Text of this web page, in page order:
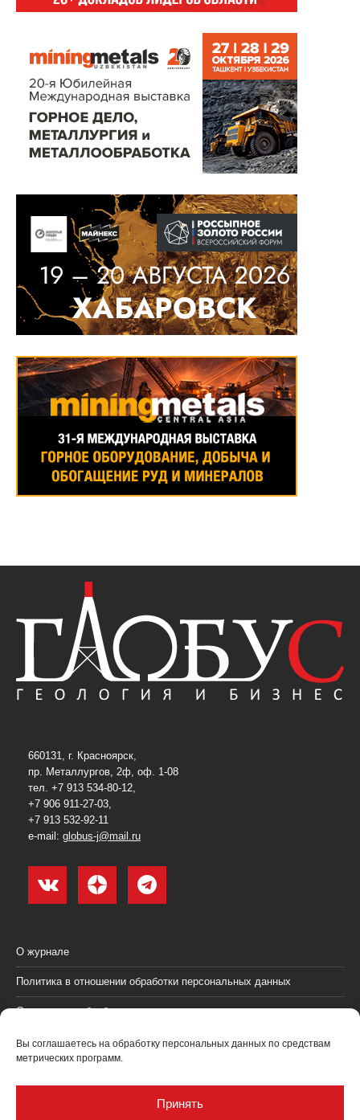
Вы соглашаетесь на обработку персональных данных по средствам
метрических программ.
Принять
660131, г. Красноярск,
пр. Металлургов, 2ф, оф. 1-08
тел. +7 913 534-80-12,
+7 906 911-27-03,
+7 913 532-92-11
e-mail: globus-j@mail.ru
О журнале
Политика в отношении обработки персональных данных
Согласие на обработку персональных данных
Пользовательское соглашение (оферта)